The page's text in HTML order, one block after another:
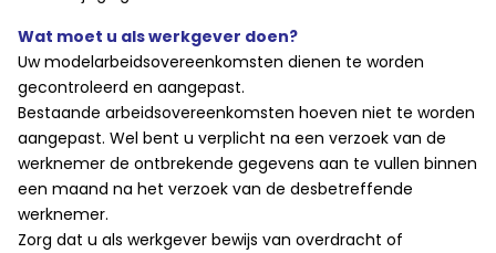
Wat moet u als werkgever doen?
Uw modelarbeidsovereenkomsten dienen te worden
gecontroleerd en aangepast.
Bestaande arbeidsovereenkomsten hoeven niet te worden
aangepast. Wel bent u verplicht na een verzoek van de
werknemer de ontbrekende gegevens aan te vullen binnen
een maand na het verzoek van de desbetreffende
werknemer.
Zorg dat u als werkgever bewijs van overdracht of